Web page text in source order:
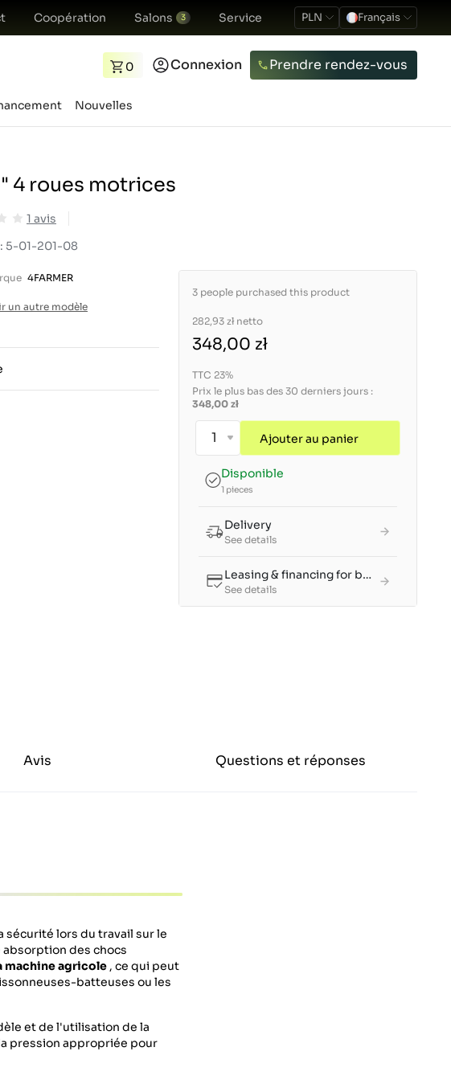
Coopération Salons 3 Service PLN Français
0 Connexion Prendre rendez-vous
Nouvelles
4 roues motrices
1 avis
5-01-201-08
4FARMER
un autre modèle
3 people purchased this product
282,93 zł netto
348,00 zł
TTC 23%
Prix le plus bas des 30 derniers jours :
348,00 zł
Ajouter au panier
Disponible
1 pieces
Delivery
See details
Leasing & financing for businesses
See details
Avis Questions et réponses
sécurité lors du travail sur le
des chocs
machine agricole , ce qui peut
batteuses ou les
et de l'utilisation de la
pression appropriée pour